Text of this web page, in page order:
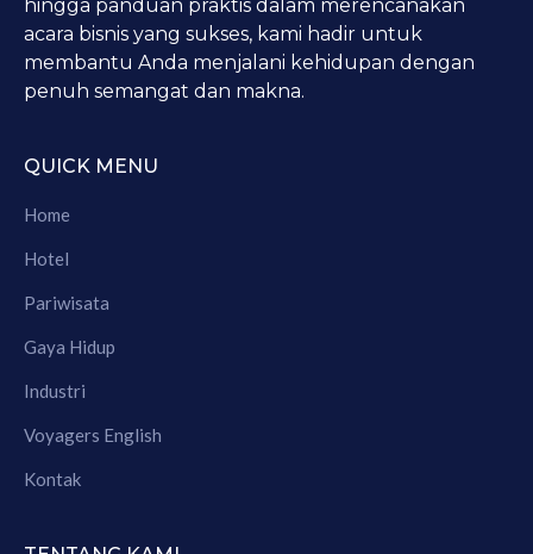
hingga panduan praktis dalam merencanakan
acara bisnis yang sukses, kami hadir untuk
membantu Anda menjalani kehidupan dengan
penuh semangat dan makna.
QUICK MENU
Home
Hotel
Pariwisata
Gaya Hidup
Industri
Voyagers English
Kontak